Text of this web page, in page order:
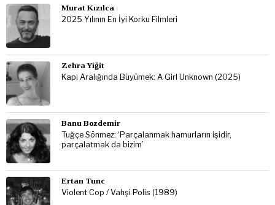
Murat Kızılca
2025 Yılının En İyi Korku Filmleri
Zehra Yiğit
Kapı Aralığında Büyümek: A Girl Unknown (2025)
Banu Bozdemir
Tuğçe Sönmez: ‘Parçalanmak hamurların işidir,
parçalatmak da bizim’
Ertan Tunc
Violent Cop / Vahşi Polis (1989)